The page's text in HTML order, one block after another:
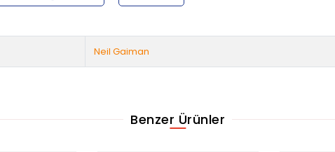
Neil Gaiman
Benzer Ürünler